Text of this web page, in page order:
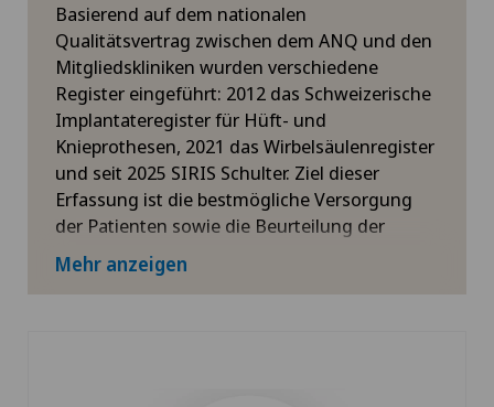
Basierend auf dem nationalen
Qualitätsvertrag zwischen dem ANQ und den
Mitgliedskliniken wurden verschiedene
Register eingeführt: 2012 das Schweizerische
Implantateregister für Hüft- und
Knieprothesen, 2021 das Wirbelsäulenregister
und seit 2025 SIRIS Schulter. Ziel dieser
Erfassung ist die bestmögliche Versorgung
der Patienten sowie die Beurteilung der
langfristigen Implantat- und
Behandlungsqualität. Die daraus
Mehr anzeigen